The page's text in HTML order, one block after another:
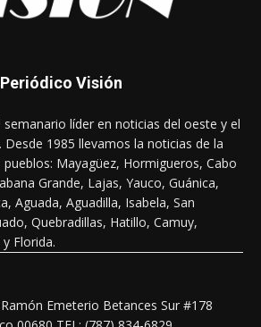
Periódico Visión
semanario líder en noticias del oeste y el
1985 llevamos la noticias de la
Mayagüez, Hormigueros, Cabo
Grande, Lajas, Yauco, Guánica,
Aguada, Aguadilla, Isabela, San
Quebradillas, Hatillo, Camuy,
Florida.
Emeterio Betances Sur #178